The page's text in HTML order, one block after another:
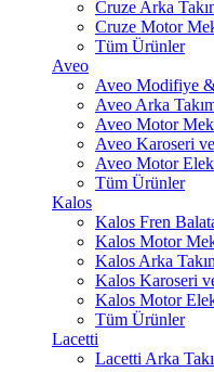
Cruze Arka
Cruze Motor
Tüm Ürünler
Aveo
Aveo Modifiye
Aveo Arka
Aveo Motor
Aveo Karoseri
Aveo Motor
Tüm Ürünler
Kalos
Kalos Fren
Kalos Motor
Kalos Arka
Kalos Karoseri
Kalos Motor
Tüm Ürünler
Lacetti
Lacetti Arka